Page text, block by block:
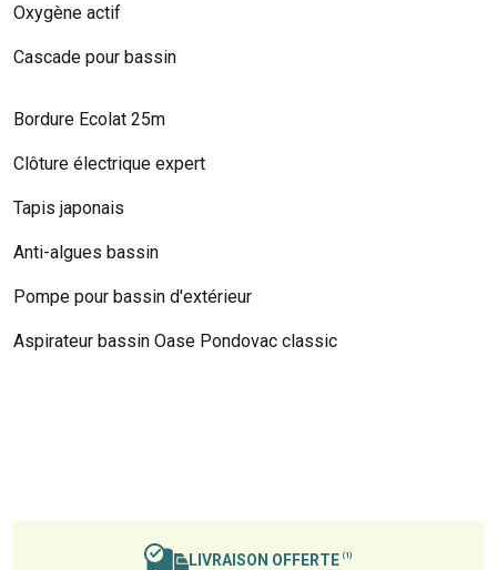
Oxygène actif
Cascade pour bassin
Bordure Ecolat 25m
Clôture électrique expert
Tapis japonais
Anti-algues bassin
Pompe pour bassin d'extérieur
Aspirateur bassin Oase Pondovac classic
LIVRAISON OFFERTE (1)